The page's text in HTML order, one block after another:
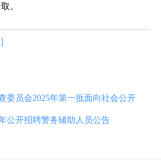
。
委员会2025年第一批面向社会公开
公开招聘警务辅助人员公告